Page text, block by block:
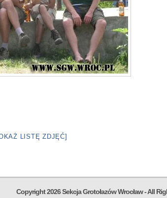
LISTĘ ZDJĘĆ]
Copyright 2026 Sekcja Grotołazów Wrocław - All